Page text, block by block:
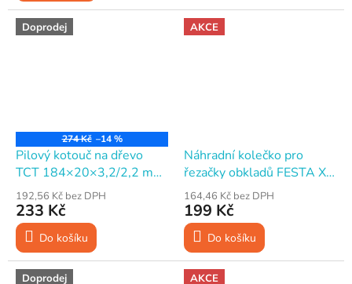
Doprodej
274 Kč –14 %
Pilový kotouč na dřevo
TCT 184×20×3,2/2,2 mm
24T
192,56 Kč bez DPH
233 Kč
Do košíku
AKCE
Náhradní kolečko pro
řezačky obkladů FESTA X
22×6 mm, otvor 5 mm
164,46 Kč bez DPH
199 Kč
Do košíku
Doprodej AKCE